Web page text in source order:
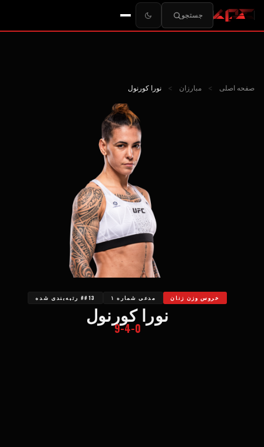
جستجو
صفحه اصلی > مبارزان > نورا کورنول
خروس وزن زنان مدعی شماره ۱ ##13 رتبه‌بندی شده
نورا کورنول
9-4-0